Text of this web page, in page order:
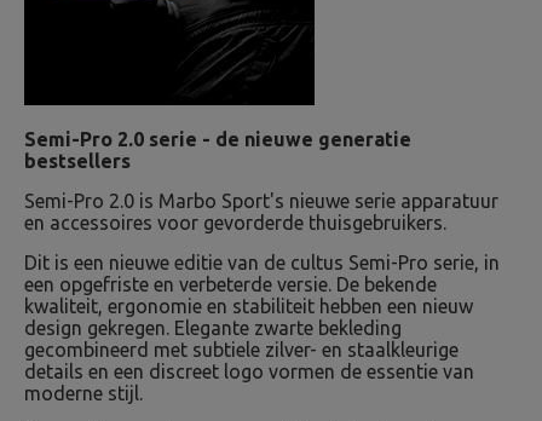
Semi-Pro 2.0 serie - de nieuwe generatie
bestsellers
Semi-Pro 2.0 is Marbo Sport's nieuwe serie apparatuur
en accessoires voor gevorderde thuisgebruikers.
Dit is een nieuwe editie van de cultus Semi-Pro serie, in
een opgefriste en verbeterde versie. De bekende
kwaliteit, ergonomie en stabiliteit hebben een nieuw
design gekregen. Elegante zwarte bekleding
gecombineerd met subtiele zilver- en staalkleurige
details en een discreet logo vormen de essentie van
moderne stijl.